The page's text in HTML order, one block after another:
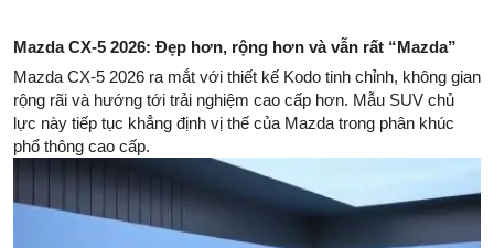
Mazda CX-5 2026: Đẹp hơn, rộng hơn và vẫn rất “Mazda”
Mazda CX-5 2026 ra mắt với thiết kế Kodo tinh chỉnh, không gian
rộng rãi và hướng tới trải nghiệm cao cấp hơn. Mẫu SUV chủ
lực này tiếp tục khẳng định vị thế của Mazda trong phân khúc
phổ thông cao cấp.